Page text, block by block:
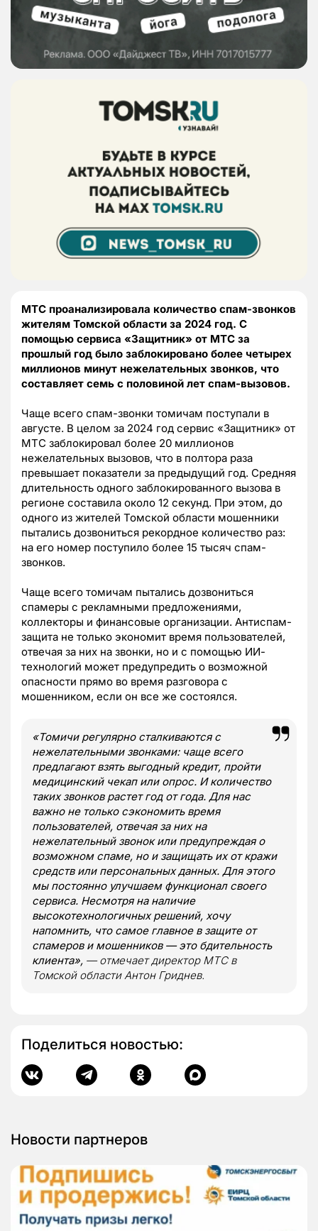
МТС проанализировала количество спам-звонков
жителям Томской области за 2024 год. С
помощью сервиса «Защитник» от МТС за
прошлый год было заблокировано более четырех
миллионов минут нежелательных звонков, что
составляет семь с половиной лет спам-вызовов.
Чаще всего спам-звонки томичам поступали в
августе. В целом за 2024 год сервис «Защитник» от
МТС заблокировал более 20 миллионов
нежелательных вызовов, что в полтора раза
превышает показатели за предыдущий год. Средняя
длительность одного заблокированного вызова в
регионе составила около 12 секунд. При этом, до
одного из жителей Томской области мошенники
пытались дозвониться рекордное количество раз:
на его номер поступило более 15 тысяч спам-
звонков.
Чаще всего томичам пытались дозвониться
спамеры с рекламными предложениями,
коллекторы и финансовые организации. Антиспам-
защита не только экономит время пользователей,
отвечая за них на звонки, но и с помощью ИИ-
технологий может предупредить о возможной
опасности прямо во время разговора с
мошенником, если он все же состоялся.
«Томичи регулярно сталкиваются с
нежелательными звонками: чаще всего
предлагают взять выгодный кредит, пройти
медицинский чекап или опрос. И количество
таких звонков растет год от года. Для нас
важно не только сэкономить время
пользователей, отвечая за них на
нежелательный звонок или предупреждая о
возможном спаме, но и защищать их от кражи
средств или персональных данных. Для этого
мы постоянно улучшаем функционал своего
сервиса. Несмотря на наличие
высокотехнологичных решений, хочу
напомнить, что самое главное в защите от
спамеров и мошенников — это бдительность
клиента», — отмечает директор МТС в
Томской области Антон Гриднев.
Поделиться новостью:
Новости партнеров